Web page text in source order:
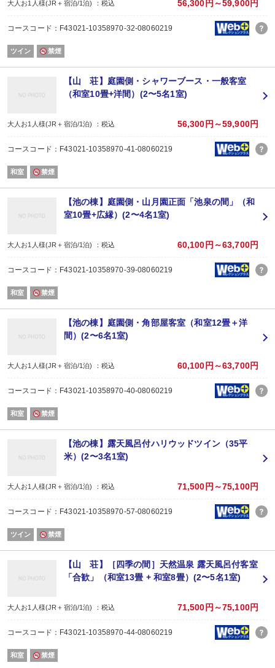
時間AM9：00～PM5：00迄
（7月18日～8月31日はナイトプール開催！PM10：00迄営業）
ご宿泊のお客様は無料でご利用いただけます。チェックイン前、チェックアウ
※アウト日が休館の場合はご利用できません。
※水着・スポーツタオルはご持参ください。（水着の貸し出しはございません
大人お1人様(JR＋宿泊/1泊) ：税込 56,300円～59,900円
コースコード：F43021-10358970-32-08060219
ツイン 禁煙
【山 荘】庭園側・シャワーブース・一般客室
（和室10畳+洋間）(2〜5名1室)
大人お1人様(JR＋宿泊/1泊) ：税込 56,300円～59,900円
コースコード：F43021-10358970-41-08060219
和室 禁煙
【池の棟】庭園側・山月園正面「池泉の間」（和
室10畳+広縁）(2〜4名1室)
大人お1人様(JR＋宿泊/1泊) ：税込 60,100円～63,700円
コースコード：F43021-10358970-39-08060219
和室 禁煙
【池の棟】庭園側・角部屋客室（和室12畳＋洋
間）(2〜6名1室)
大人お1人様(JR＋宿泊/1泊) ：税込 60,100円～63,700円
コースコード：F43021-10358970-40-08060219
和室 禁煙
【池の棟】露天風呂付ハリウッドツイン（35平
米）(2〜3名1室)
大人お1人様(JR＋宿泊/1泊) ：税込 71,500円～75,100円
コースコード：F43021-10358970-57-08060219
ツイン 禁煙
【山 荘】［四季の間］天然温泉 露天風呂付客室
「合歓」（和室13畳 + 和室8畳）(2〜5名1室)
大人お1人様(JR＋宿泊/1泊) ：税込 71,500円～75,100円
コースコード：F43021-10358970-44-08060219
和室 禁煙